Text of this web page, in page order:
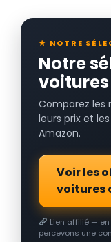
★ NOTRE
Notre
Comparez les
leurs prix et
Amazon.
Voir les
voitures
Lien affilié —
percevons une